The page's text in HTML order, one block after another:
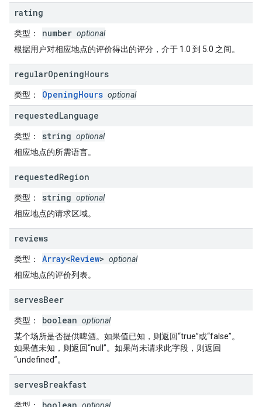
rating
类型 ： number optional
根据用户对相应地点的评价得出的评分，介于 1.0 到 5.0 之间。
regularOpeningHours
类型 ： OpeningHours optional
requestedLanguage
类型 ： string optional
相应地点的所需语言。
requestedRegion
类型 ： string optional
相应地点的请求区域。
reviews
类型 ： Array<Review> optional
相应地点的评价列表。
servesBeer
类型 ： boolean optional
某个场所是否提供啤酒。如果值已知，则返回“true”或“false”。
如果值未知，则返回“null”。如果尚未请求此字段，则返回
“undefined”。
servesBreakfast